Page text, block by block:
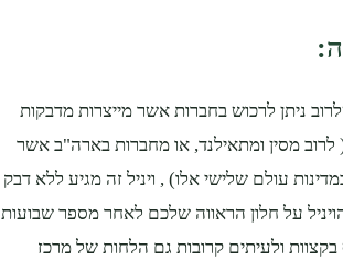
ניתן לרכוש בחברות אשר מייצרות מדבקות
מסין ומתאילנד, או מחברות בארה"ב אשר
עולם שלישי אלו) , ויניל זה מגיע ללא דבק
על חלון הראווה שלכם לאחר מספר שבועות
ולעיתים קרובות גם הלחות של מרכז